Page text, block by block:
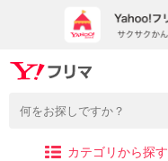
カテゴリから探す